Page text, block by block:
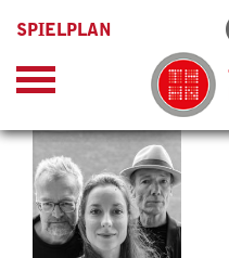
SPIELPLAN